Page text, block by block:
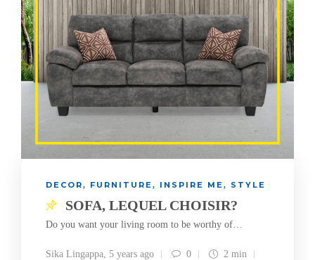
DECOR, FURNITURE, INSPIRE ME, STYLE
SOFA, LEQUEL CHOISIR?
Do you want your living room to be worthy of…
Sika Lingappa, 5 years ago 0 2 min